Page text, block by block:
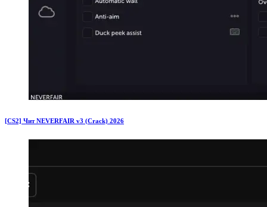
[CS2] Чит NEVERFAIR v3 (Crack) 2026